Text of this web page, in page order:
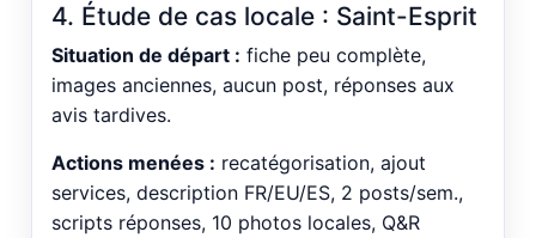
4. Étude de cas locale : Saint-Esprit
Situation de départ : fiche peu complète,
images anciennes, aucun post, réponses aux
avis tardives.
Actions menées : recatégorisation, ajout
services, description FR/EU/ES, 2 posts/sem.,
scripts réponses, 10 photos locales, Q&R